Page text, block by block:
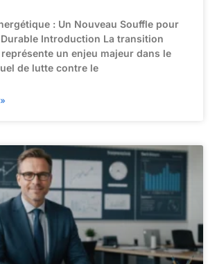
: Un Nouveau Souffle pour
Durable Introduction La transition
un enjeu majeur dans le
de lutte contre le